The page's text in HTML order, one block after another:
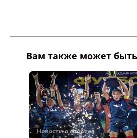
Вам также может быть
Новости о спорте.